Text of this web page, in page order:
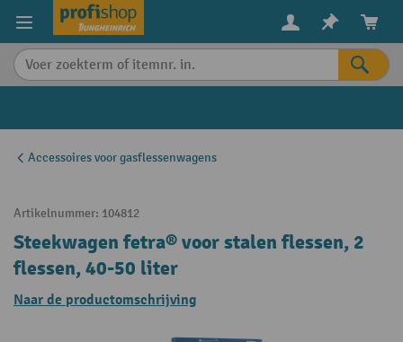
content
Accessoires voor gasflessenwagens
Artikelnummer: 104812
Steekwagen fetra® voor stalen flessen, 2
flessen, 40-50 liter
Naar de productomschrijving